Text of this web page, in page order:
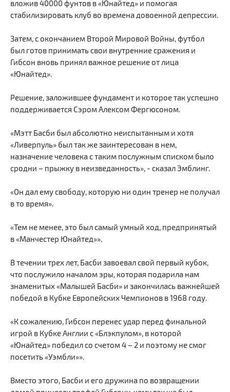
вложив 40000 фунтов в «Юнайтед» и помогая
стабилизировать клуб во времена довоенной депрессии.
Затем, с окончанием Второй Мировой Войны, футбол
был готов принимать свои внутренние сражения и
Гибсон вновь принял важное решение от лица
«Юнайтед».
Решение, заложившее фундамент и которое так успешно
поддерживается Сэром Алексом Фергюсоном.
«Мэтт Басби был абсолютно неиспытанным и хотя
«Ливерпуль» был так же заинтересован в нем,
назначение человека с таким послужным списком было
сродни – прыжку в неизведанность», - сказал Эмблинг.
«Он дал ему свободу, которую ни один тренер не получал
в то время».
«Тем не менее, это был самый умный ход, предпринятый
в «Манчестер Юнайтед»».
В течении трех лет, Басби завоевал свой первый кубок,
что послужило началом эры, которая подарила нам
знаменитых «Малышей Басби» и закончилась важнейшей
победой в Кубке Европейских Чемпионов в 1968 году.
«К сожалению, Гибсон перенес удар перед финальной
игрой в Кубке Англии с «Блэкпулом», в которой
«Юнайтед» победил со счетом 4 – 2 и поэтому не смог
посетить «Уэмбли»».
Вместо этого, Басби и его дружина по возвращении